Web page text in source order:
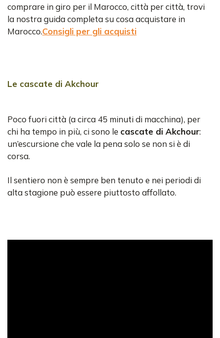
comprare in giro per il Marocco, città per città, trovi
la nostra guida completa su cosa acquistare in
Marocco.Consigli per gli acquisti
Le cascate di Akchour
Poco fuori città (a circa 45 minuti di macchina), per
chi ha tempo in più, ci sono le cascate di Akchour:
un’escursione che vale la pena solo se non si è di
corsa.
Il sentiero non è sempre ben tenuto e nei periodi di
alta stagione può essere piuttosto affollato.